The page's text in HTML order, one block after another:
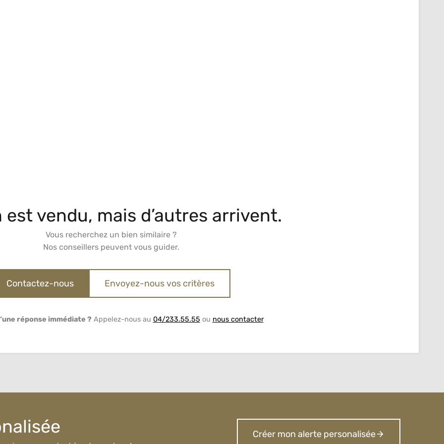
est vendu, mais d’autres arrivent.
Vous recherchez un bien similaire ?
Nos conseillers peuvent vous guider.
Contactez-nous Envoyez-nous vos critères
réponse immédiate ? Appelez-nous au 04/233.55.55 ou nous contacter
Créer mon alerte personalisée